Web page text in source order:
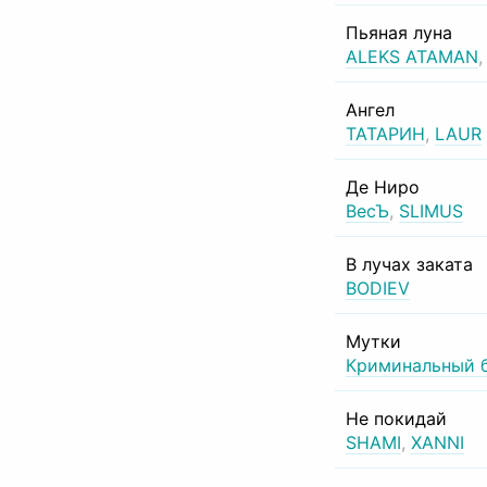
Пьяная луна
ALEKS ATAMAN,
Ангел
ТАТАРИН, LAUR
Де Ниро
ВесЪ, SLIMUS
В лучах заката
BODIEV
Мутки
Криминальный
Не покидай
SHAMI, XANNI